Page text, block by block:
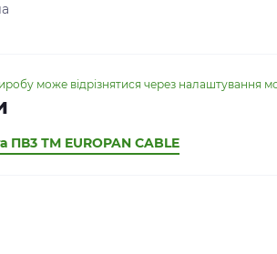
може відрізнятися через налаштування
ПВ3 ТМ EUROPAN CABLE